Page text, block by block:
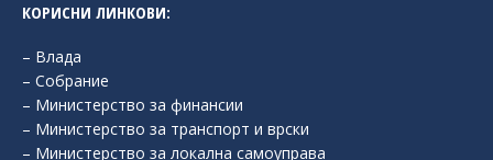
opens
in
new
window
КОРИСНИ ЛИНКОВИ:
– Влада
– Собрание
– Министерство за финансии
– Министерство за транспорт и врски
– Министерство за локална самоуправа